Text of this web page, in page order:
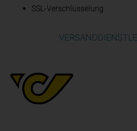
SSL-Verschlüsselung